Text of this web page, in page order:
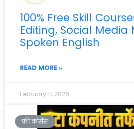
100% Free Skill
Editing, Social Media
Spoken English
READ MORE »
February 11, 2026
फ्री कोर्सेस